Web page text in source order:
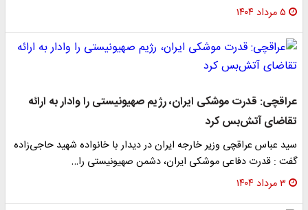
۵ مرداد ۱۴۰۴
عراقچی: قدرت موشکی ایران، رژیم صهیونیستی را وادار به ارائه
تقاضای آتش‌بس کرد
سید عباس عراقچی وزیر خارجه ایران در دیدار با خانواده شهید حاجی‌زاده
گفت : قدرت دفاعی موشکی ایران، دشمن صهیونیستی را…
۳ مرداد ۱۴۰۴